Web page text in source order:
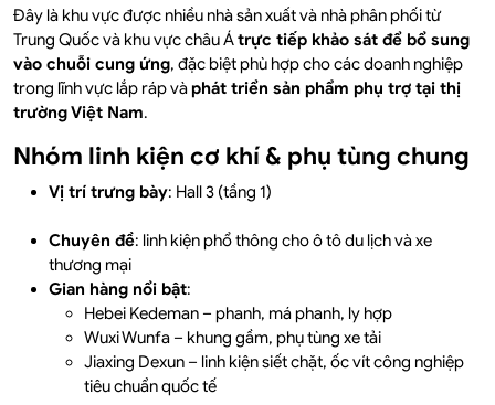
Đây là khu vực được nhiều nhà sản xuất và nhà phân phối từ
Trung Quốc và khu vực châu Átrực tiếp khảo sát để bổ sung
vào chuỗi cung ứng, đặc biệt phù hợp cho các doanh nghiệp
trong lĩnh vực lắp ráp vàphát triển sản phẩm phụ trợ tại thị
trường Việt Nam.
Nhóm linh kiện cơ khí & phụ tùng chung
Vị trí trưng bày: Hall 3 (tầng 1)
Chuyên đề: linh kiện phổ thông cho ô tô du lịch và xe
thương mại
Gian hàng nổi bật:
Hebei Kedeman – phanh, má phanh, ly hợp
Wuxi Wunfa – khung gầm, phụ tùng xe tải
Jiaxing Dexun – linh kiện siết chặt, ốc vít công nghiệp
tiêu chuẩn quốc tế